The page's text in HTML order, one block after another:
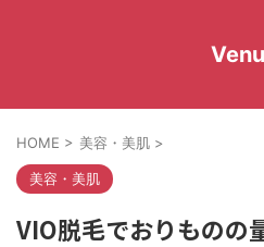
HOME > 美容・美肌 >
美容・美肌
VIO脱毛でおりものの